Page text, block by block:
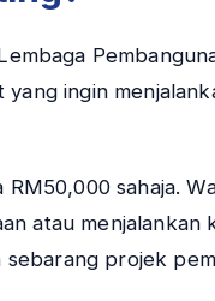
ingin
sahaja.
atau
projek